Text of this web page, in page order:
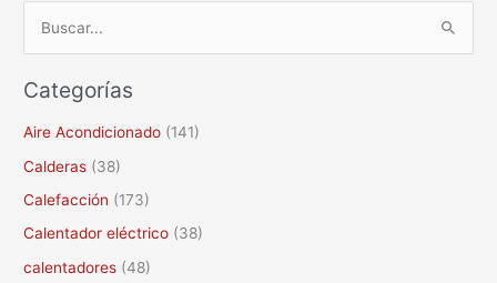
s
c
o
r
Categorías
Aire Acondicionado (141)
Calderas (38)
Calefacción (173)
Calentador eléctrico (38)
calentadores (48)